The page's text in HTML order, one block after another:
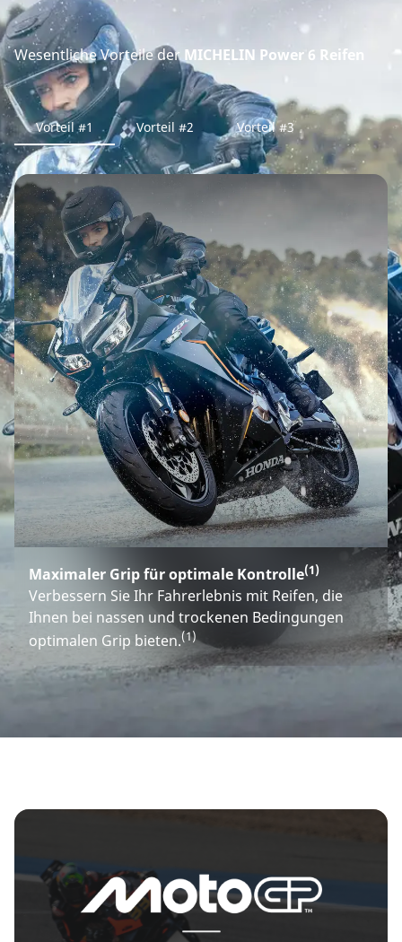
Wesentliche Vorteile der MICHELIN Power 6 Reifen
Vorteil #1 Vorteil #2 Vorteil #3
Maximaler Grip für optimale Kontrolle(1)
Verbessern Sie Ihr Fahrerlebnis mit Reifen, die
Ihnen bei nassen und trockenen Bedingungen
optimalen Grip bieten.(1)